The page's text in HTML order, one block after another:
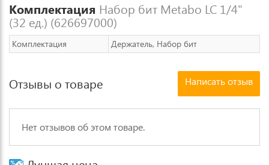
Комплектация Набор бит Metabo LC 1/4"
(32 ед.) (626697000)
Комплектация Держатель, Набор бит
Отзывы о товаре Написать отзыв
Нет отзывов об этом товаре.